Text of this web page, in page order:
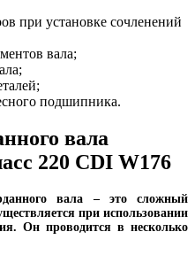
при установке сочленений
вала;
подшипника.
вала
220 CDI W176
вала – это сложный
при использовании
Он проводится в несколько